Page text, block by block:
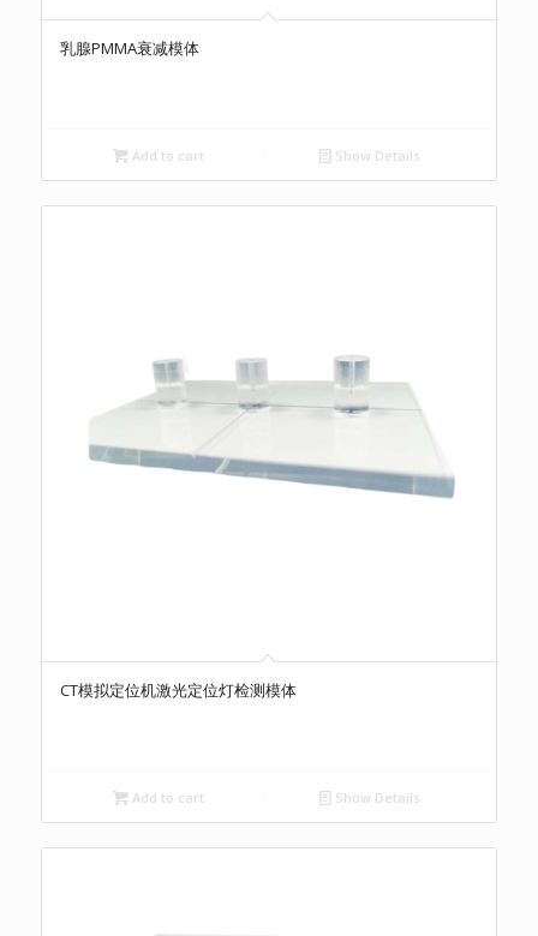
乳腺PMMA衰减模体
Add to cart Show Details
CT模拟定位机激光定位灯检测模体
Add to cart Show Details